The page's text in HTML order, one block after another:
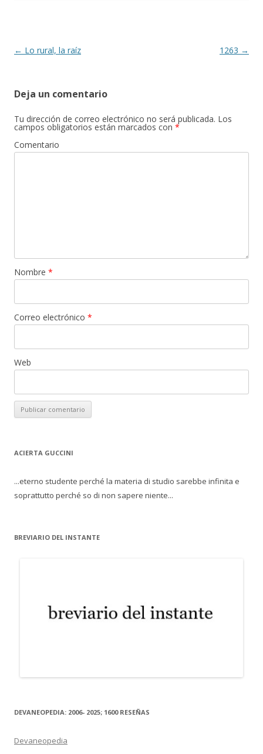
Navegación de entradas
← Lo rural, la raíz 1263 →
Deja un comentario
Tu dirección de correo electrónico no será publicada. Los
campos obligatorios están marcados con *
Comentario
Nombre *
Correo electrónico *
Web
ACIERTA GUCCINI
...eterno studente perché la materia di studio sarebbe infinita e
soprattutto perché so di non sapere niente...
BREVIARIO DEL INSTANTE
DEVANEOPEDIA: 2006- 2025; 1600 RESEÑAS
Devaneopedia